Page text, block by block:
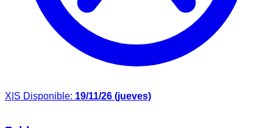
X|S Disponible: 19/11/26 (jueves)